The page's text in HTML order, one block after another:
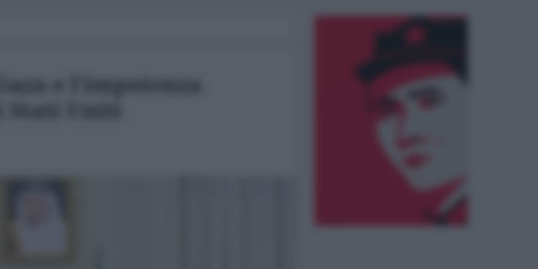
e l'impotenza
Uniti